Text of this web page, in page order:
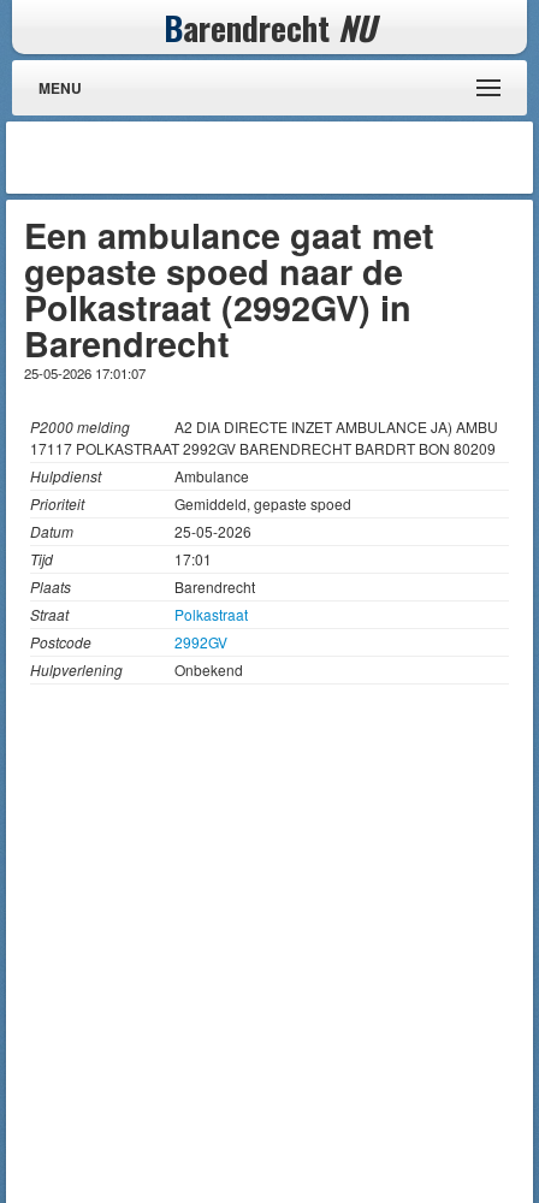
Barendrecht NU
MENU
Een ambulance gaat met
gepaste spoed naar de
Polkastraat (2992GV) in
Barendrecht
25-05-2026 17:01:07
P2000 melding
A2 DIA DIRECTE INZET AMBULANCE JA) AMBU
17117 POLKASTRAAT 2992GV BARENDRECHT BARDRT BON 80209
Hulpdienst
Ambulance
Prioriteit
Gemiddeld, gepaste spoed
Datum
25-05-2026
Tijd
17:01
Plaats
Barendrecht
Straat
Polkastraat
Postcode
2992GV
Hulpverlening
Onbekend